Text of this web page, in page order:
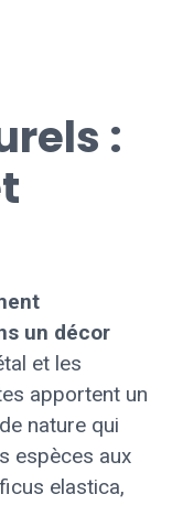
:
un décor
et les
apportent un
nature qui
espèces aux
elastica,